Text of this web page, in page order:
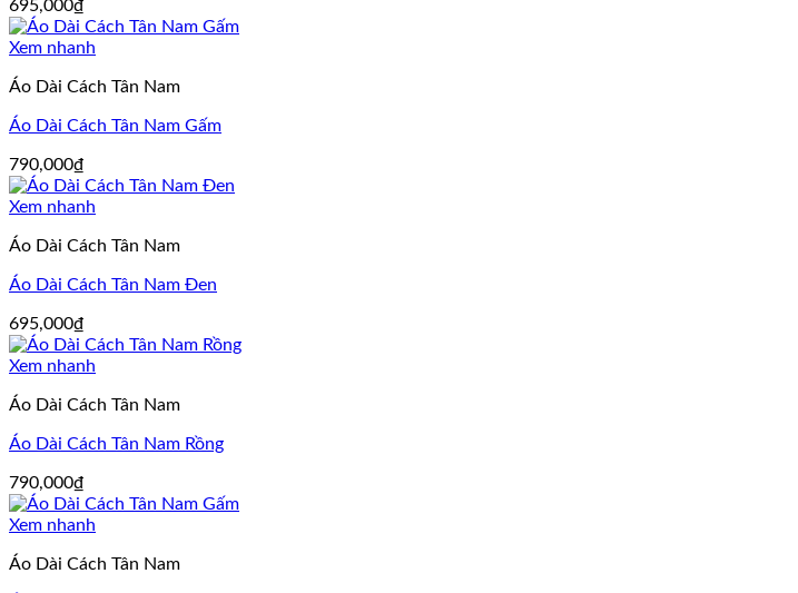
695,000₫
Xem nhanh
Áo Dài Cách Tân Nam
Áo Dài Cách Tân Nam Gấm
790,000₫
Xem nhanh
Áo Dài Cách Tân Nam
Áo Dài Cách Tân Nam Đen
695,000₫
Xem nhanh
Áo Dài Cách Tân Nam
Áo Dài Cách Tân Nam Rồng
790,000₫
Xem nhanh
Áo Dài Cách Tân Nam